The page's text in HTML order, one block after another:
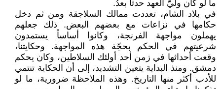
ما لو كان وليّ العهد حدثاً بعدُ.
في بلاد الشام، تعددت ممالك السلاجقة ومن ثم دخل
حكامها في نزاعات مع بعضهم البعض. ذلك جعلهم
يهملون مواجهة الفرنجة، وكانوا أساساً يستمدون
شرعيتهم في الحكم بحجّة هذه المواجهة. وحكايتنا،
وقعت أحداثها في زمن أحد أولئك السلاطين، وكان يحكم
دمشق. ومنذ البداية يتعين التشديد، إلى أن الحكاية تنتمي
للأدب أكثر منها التاريخ. وهذه الملاحظة ضرورية، ما لو